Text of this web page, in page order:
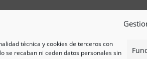
técnica y cookies de terceros con
se recaban ni ceden datos personales sin